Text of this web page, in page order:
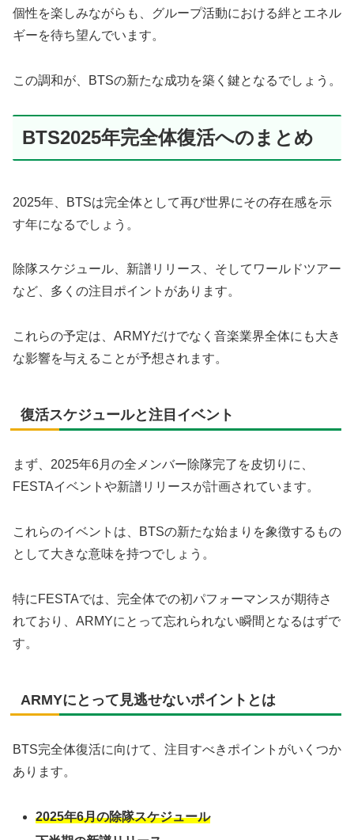
個性を楽しみながらも、グループ活動における絆とエネル
ギーを待ち望んでいます。
この調和が、BTSの新たな成功を築く鍵となるでしょう。
BTS2025年完全体復活へのまとめ
2025年、BTSは完全体として再び世界にその存在感を示
す年になるでしょう。
除隊スケジュール、新譜リリース、そしてワールドツアー
など、多くの注目ポイントがあります。
これらの予定は、ARMYだけでなく音楽業界全体にも大き
な影響を与えることが予想されます。
復活スケジュールと注目イベント
まず、2025年6月の全メンバー除隊完了を皮切りに、
FESTAイベントや新譜リリースが計画されています。
これらのイベントは、BTSの新たな始まりを象徴するもの
として大きな意味を持つでしょう。
特にFESTAでは、完全体での初パフォーマンスが期待さ
れており、ARMYにとって忘れられない瞬間となるはずで
す。
ARMYにとって見逃せないポイントとは
BTS完全体復活に向けて、注目すべきポイントがいくつか
あります。
2025年6月の除隊スケジュール